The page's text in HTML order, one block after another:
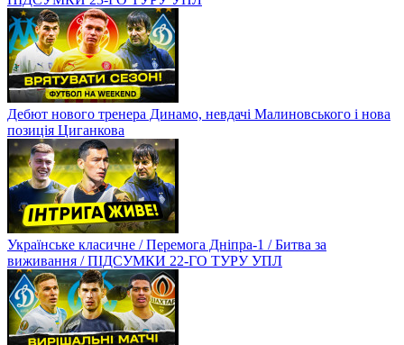
Дебют нового тренера Динамо, невдачі Малиновського і нова
позиція Циганкова
Українське класичне / Перемога Дніпра-1 / Битва за
виживання / ПІДСУМКИ 22-ГО ТУРУ УПЛ